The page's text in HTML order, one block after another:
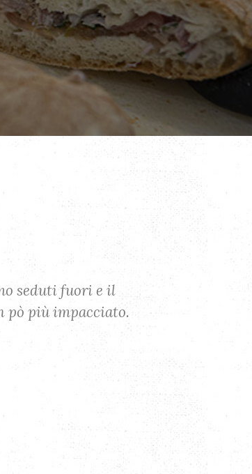
seduti fuori e il
pò più impacciato.